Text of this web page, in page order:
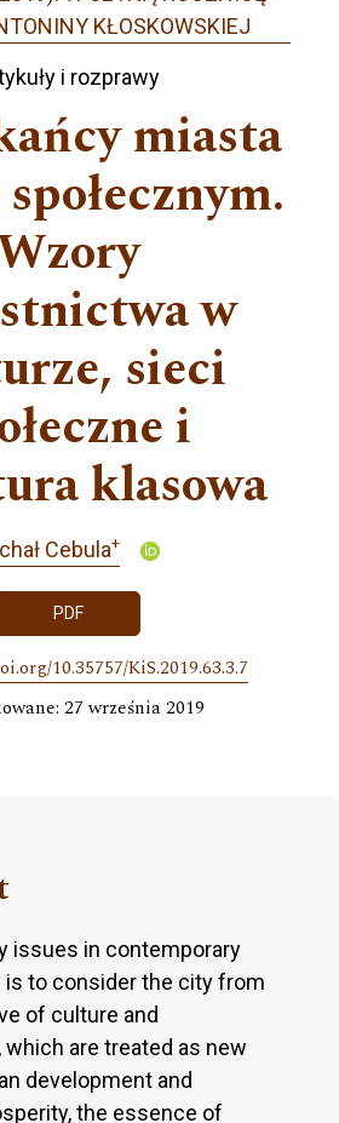
KŁOSKOWSKIEJ
i rozprawy
miasta
w
sieci
i
klasowa
Cebula+
PDF
10.35757/KiS.2019.63.3.7
27 września 2019
issues in contemporary
is to consider the city from
of culture and
are treated as new
development and
the essence of